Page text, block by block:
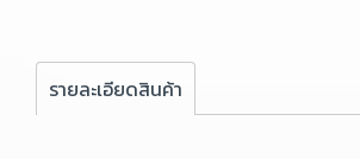
รายละเอียดสินค้า